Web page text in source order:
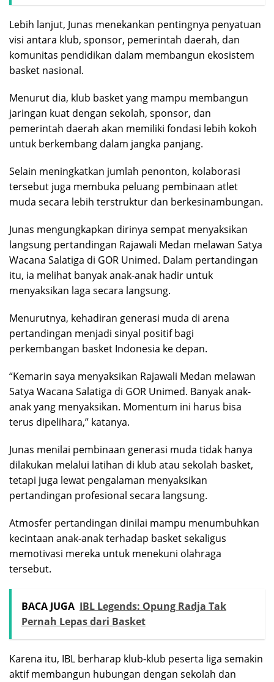
Lebih lanjut, Junas menekankan pentingnya penyatuan
visi antara klub, sponsor, pemerintah daerah, dan
komunitas pendidikan dalam membangun ekosistem
basket nasional.
Menurut dia, klub basket yang mampu membangun
jaringan kuat dengan sekolah, sponsor, dan
pemerintah daerah akan memiliki fondasi lebih kokoh
untuk berkembang dalam jangka panjang.
Selain meningkatkan jumlah penonton, kolaborasi
tersebut juga membuka peluang pembinaan atlet
muda secara lebih terstruktur dan berkesinambungan.
Junas mengungkapkan dirinya sempat menyaksikan
langsung pertandingan Rajawali Medan melawan Satya
Wacana Salatiga di GOR Unimed. Dalam pertandingan
itu, ia melihat banyak anak-anak hadir untuk
menyaksikan laga secara langsung.
Menurutnya, kehadiran generasi muda di arena
pertandingan menjadi sinyal positif bagi
perkembangan basket Indonesia ke depan.
“Kemarin saya menyaksikan Rajawali Medan melawan
Satya Wacana Salatiga di GOR Unimed. Banyak anak-
anak yang menyaksikan. Momentum ini harus bisa
terus dipelihara,” katanya.
Junas menilai pembinaan generasi muda tidak hanya
dilakukan melalui latihan di klub atau sekolah basket,
tetapi juga lewat pengalaman menyaksikan
pertandingan profesional secara langsung.
Atmosfer pertandingan dinilai mampu menumbuhkan
kecintaan anak-anak terhadap basket sekaligus
memotivasi mereka untuk menekuni olahraga
tersebut.
BACA JUGA IBL Legends: Opung Radja Tak
Pernah Lepas dari Basket
Karena itu, IBL berharap klub-klub peserta liga semakin
aktif membangun hubungan dengan sekolah dan